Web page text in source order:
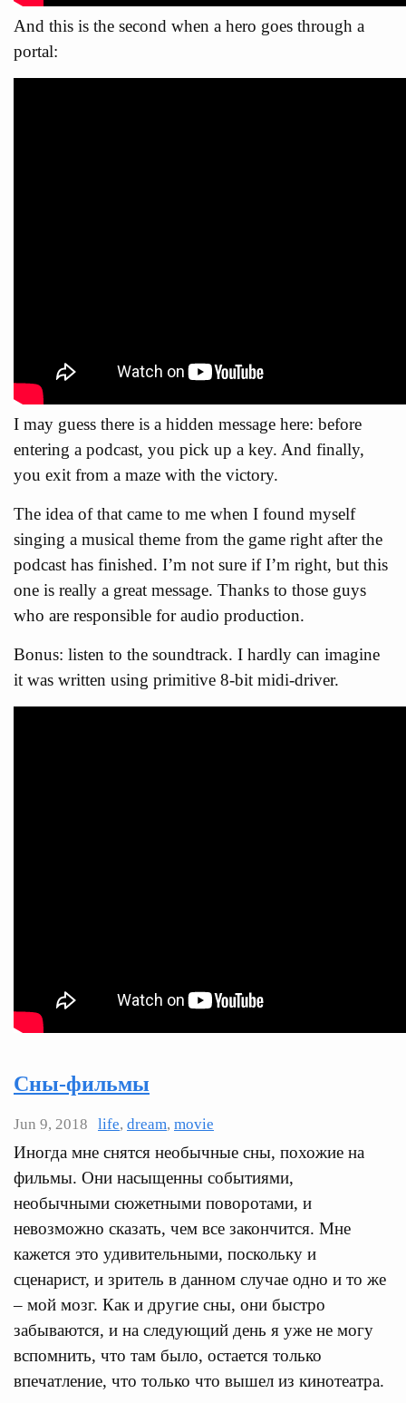
And this is the second when a hero goes through a
portal:
I may guess there is a hidden message here: before
entering a podcast, you pick up a key. And finally,
you exit from a maze with the victory.
The idea of that came to me when I found myself
singing a musical theme from the game right after the
podcast has finished. I’m not sure if I’m right, but this
one is really a great message. Thanks to those guys
who are responsible for audio production.
Bonus: listen to the soundtrack. I hardly can imagine
it was written using primitive 8-bit midi-driver.
Сны-фильмы
Jun 9, 2018 life, dream, movie
Иногда мне снятся необычные сны, похожие на
фильмы. Они насыщенны событиями,
необычными сюжетными поворотами, и
невозможно сказать, чем все закончится. Мне
кажется это удивительными, поскольку и
сценарист, и зритель в данном случае одно и то же
– мой мозг. Как и другие сны, они быстро
забываются, и на следующий день я уже не могу
вспомнить, что там было, остается только
впечатление, что только что вышел из кинотеатра.